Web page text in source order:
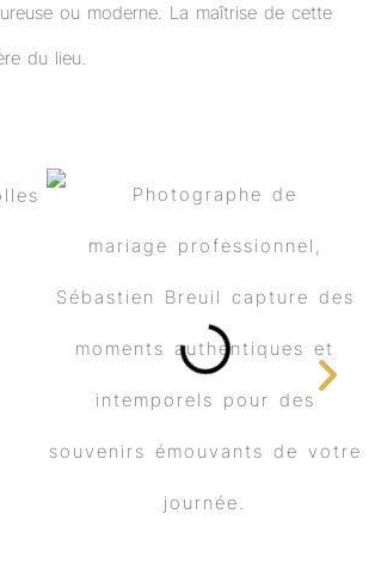
ou moderne. La maîtrise de cette
du lieu.